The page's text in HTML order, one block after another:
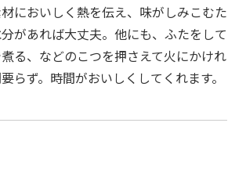
においしく熱を伝え、味がしみこむた
があれば大丈夫。他にも、ふたをして
る、などのこつを押さえて火にかけれ
らず。時間がおいしくしてくれます。